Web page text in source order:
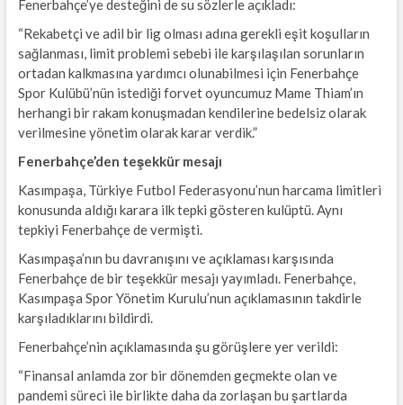
Fenerbahçe’ye desteğini de su sözlerle açıkladı:
“Rekabetçi ve adil bir lig olması adına gerekli eşit koşulların
sağlanması, limit problemi sebebi ile karşılaşılan sorunların
ortadan kalkmasına yardımcı olunabilmesi için Fenerbahçe
Spor Kulübü’nün istediği forvet oyuncumuz Mame Thiam’ın
herhangi bir rakam konuşmadan kendilerine bedelsiz olarak
verilmesine yönetim olarak karar verdik.”
Fenerbahçe’den teşekkür mesajı
Kasımpaşa, Türkiye Futbol Federasyonu’nun harcama limitleri
konusunda aldığı karara ilk tepki gösteren kulüptü. Aynı
tepkiyi Fenerbahçe de vermişti.
Kasımpaşa’nın bu davranışını ve açıklaması karşısında
Fenerbahçe de bir teşekkür mesajı yayımladı. Fenerbahçe,
Kasımpaşa Spor Yönetim Kurulu’nun açıklamasının takdirle
karşıladıklarını bildirdi.
Fenerbahçe’nin açıklamasında şu görüşlere yer verildi:
“Finansal anlamda zor bir dönemden geçmekte olan ve
pandemi süreci ile birlikte daha da zorlaşan bu şartlarda